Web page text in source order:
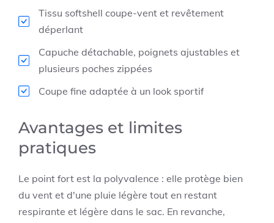
Tissu softshell coupe-vent et revêtement
déperlant
Capuche détachable, poignets ajustables et
plusieurs poches zippées
Coupe fine adaptée à un look sportif
Avantages et limites
pratiques
Le point fort est la polyvalence : elle protège bien
du vent et d'une pluie légère tout en restant
respirante et légère dans le sac. En revanche,